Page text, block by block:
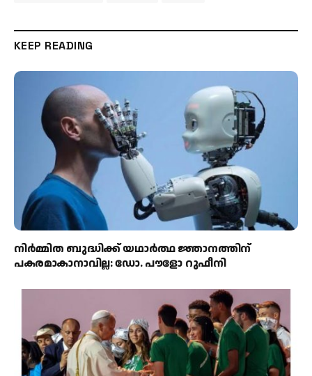
KEEP READING
നിർമ്മിത ബുദ്ധിക്ക് യഥാർത്ഥ ജ്ഞാനത്തിന്
പകരമാകാനാവില്ല: ഡോ. പൗളോ റുഫീനി